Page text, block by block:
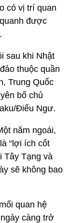
có vị trí quan
được
sau khi Nhật
thuộc quần
Trung Quốc
bố chủ
Điếu Ngư.
năm ngoái,
“lợi ích cốt
Tây Tạng và
sẽ không bao
quan hệ
càng trở